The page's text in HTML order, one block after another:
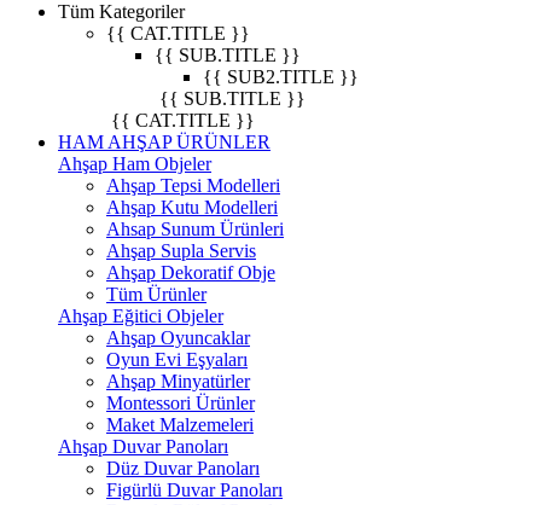
Tüm Kategoriler
{{ CAT.TITLE }}
{{ SUB.TITLE }}
{{ SUB2.TITLE }}
{{ SUB.TITLE }}
{{ CAT.TITLE }}
HAM AHŞAP ÜRÜNLER
Ahşap Ham Objeler
Ahşap Tepsi Modelleri
Ahşap Kutu Modelleri
Ahsap Sunum Ürünleri
Ahşap Supla Servis
Ahşap Dekoratif Obje
Tüm Ürünler
Ahşap Eğitici Objeler
Ahşap Oyuncaklar
Oyun Evi Eşyaları
Ahşap Minyatürler
Montessori Ürünler
Maket Malzemeleri
Ahşap Duvar Panoları
Düz Duvar Panoları
Figürlü Duvar Panoları